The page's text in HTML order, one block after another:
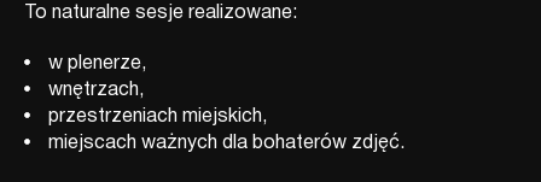
To naturalne sesje realizowane:
w plenerze,
wnętrzach,
przestrzeniach miejskich,
miejscach ważnych dla bohaterów zdjęć.